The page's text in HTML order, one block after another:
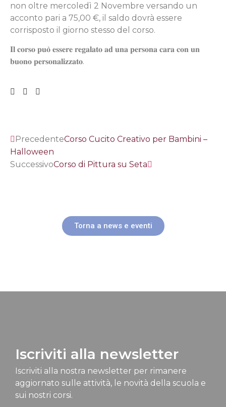
non oltre mercoledì 2 Novembre versando un
acconto pari a 75,00 €, il saldo dovrà essere
corrisposto il giorno stesso del corso.
𝐈𝐥 𝐜𝐨𝐫𝐬𝐨 𝐩𝐮𝐨̀ 𝐞𝐬𝐬𝐞𝐫𝐞 𝐫𝐞𝐠𝐚𝐥𝐚𝐭𝐨 𝐚𝐝 𝐮𝐧𝐚 𝐩𝐞𝐫𝐬𝐨𝐧𝐚 𝐜𝐚𝐫𝐚 𝐜𝐨𝐧 𝐮𝐧
𝐛𝐮𝐨𝐧𝐨 𝐩𝐞𝐫𝐬𝐨𝐧𝐚𝐥𝐢𝐳𝐳𝐚𝐭𝐨.
PrecedenteCorso Cucito Creativo per Bambini –
Halloween
SuccessivoCorso di Pittura su Seta
Torna a news e eventi
Iscriviti alla newsletter
Iscriviti alla nostra newsletter per rimanere
aggiornato sulle attività, le novità della scuola e
sui nostri corsi.